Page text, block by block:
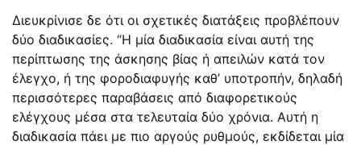
Διευκρίνισε δε ότι οι σχετικές διατάξεις προβλέπουν
δύο διαδικασίες. “Η μία διαδικασία είναι αυτή της
περίπτωσης της άσκησης βίας ή απειλών κατά τον
έλεγχο, ή της φοροδιαφυγής καθ’ υποτροπήν, δηλαδή
περισσότερες παραβάσεις από διαφορετικούς
ελέγχους μέσα στα τελευταία δύο χρόνια. Αυτή η
διαδικασία πάει με πιο αργούς ρυθμούς, εκδίδεται μία